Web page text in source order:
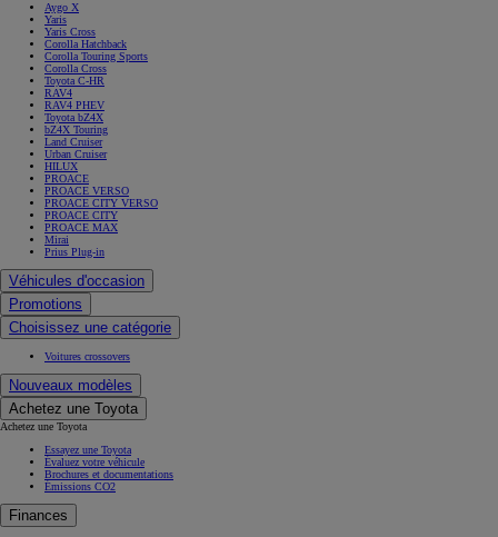
Aygo X
Yaris
Yaris Cross
Corolla Hatchback
Corolla Touring Sports
Corolla Cross
Toyota C-HR
RAV4
RAV4 PHEV
Toyota bZ4X
bZ4X Touring
Land Cruiser
Urban Cruiser
HILUX
PROACE
PROACE VERSO
PROACE CITY VERSO
PROACE CITY
PROACE MAX
Mirai
Prius Plug-in
Véhicules d'occasion
Promotions
Choisissez une catégorie
Voitures crossovers
Nouveaux modèles
Achetez une Toyota
Achetez une Toyota
Essayez une Toyota
Évaluez votre véhicule
Brochures et documentations
Émissions CO2
Finances